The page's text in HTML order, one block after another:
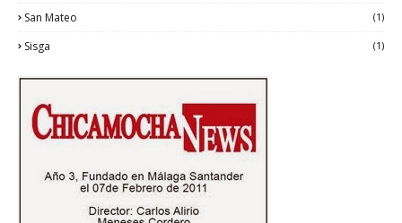
San Mateo (1)
Sisga (1)